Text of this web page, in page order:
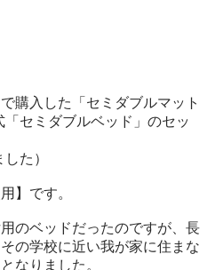
購入した「セミダブルマット
セミダブルベッド」のセッ
た）
】です。
のベッドだったのですが、長
の学校に近い我が家に住まな